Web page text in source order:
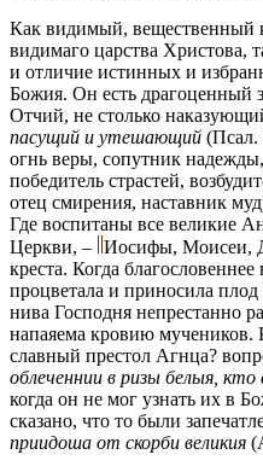
Как видимый, вещественный
видимаго царства Христова,
и отличие истинных и
Божия. Он есть драгоценный
Отчий, не столько
пасущий и утешающий (Псал.
огнь веры, сопутник
победитель страстей,
отец смирения, наставник
Где воспитаны все великие
Церкви, – Иосифы, Моисеи,
креста. Когда благословеннее
процветала и приносила
нива Господня непрестанно
напаяема кровию мучеников.
славный престол Агнца?
облеченнии в ризы белыя,
когда он не мог узнать их в
сказано, что то были
приидоша от скорби великия